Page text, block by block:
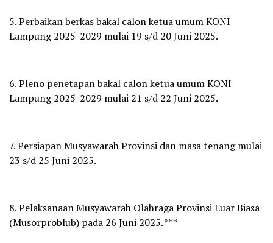
5. Perbaikan berkas bakal calon ketua umum KONI
Lampung 2025-2029 mulai 19 s/d 20 Juni 2025.
6. Pleno penetapan bakal calon ketua umum KONI
Lampung 2025-2029 mulai 21 s/d 22 Juni 2025.
7. Persiapan Musyawarah Provinsi dan masa tenang mulai
23 s/d 25 Juni 2025.
8. Pelaksanaan Musyawarah Olahraga Provinsi Luar Biasa
(Musorproblub) pada 26 Juni 2025. ***